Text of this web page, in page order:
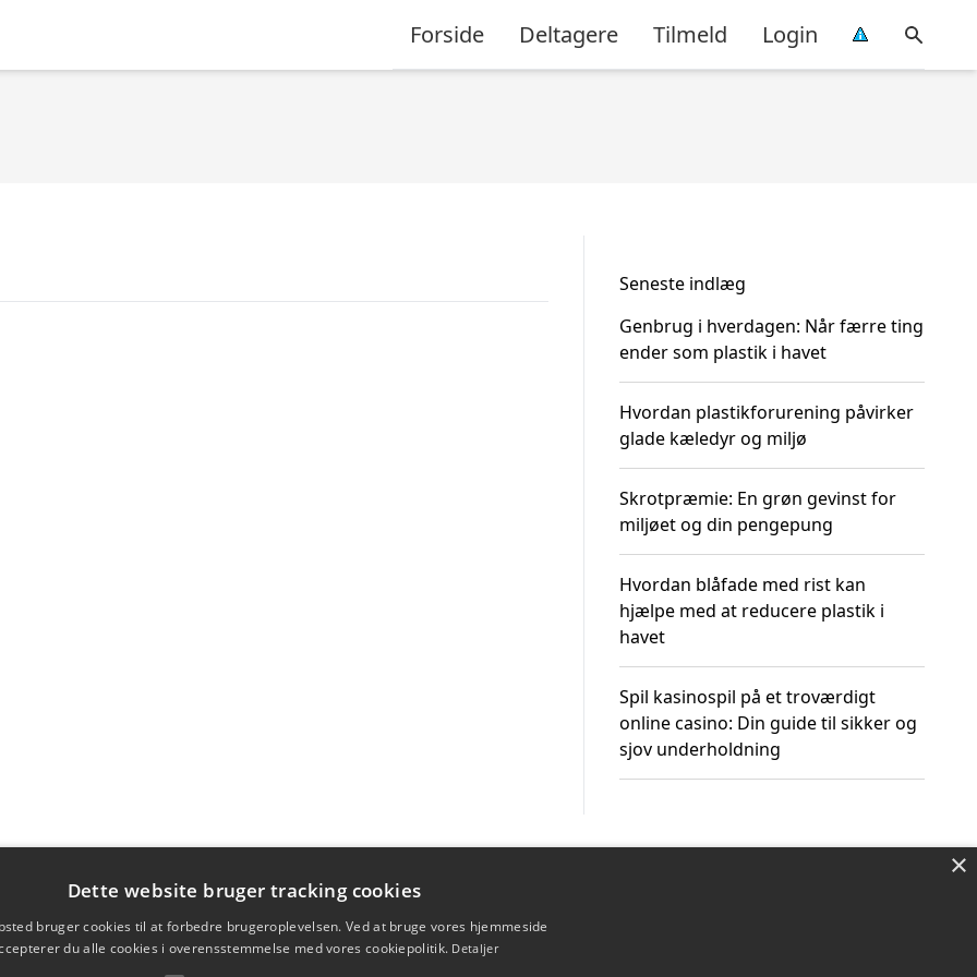
Forside Deltagere Tilmeld Login
Seneste indlæg
Genbrug i hverdagen: Når færre ting
ender som plastik i havet
Hvordan plastikforurening påvirker
glade kæledyr og miljø
Skrotpræmie: En grøn gevinst for
miljøet og din pengepung
Hvordan blåfade med rist kan
hjælpe med at reducere plastik i
havet
Spil kasinospil på et troværdigt
online casino: Din guide til sikker og
sjov underholdning
×
Dette website bruger tracking cookies
bruger cookies til at forbedre brugeroplevelsen. Ved at bruge vores hjemmeside
du alle cookies i overensstemmelse med vores cookiepolitik. Detaljer